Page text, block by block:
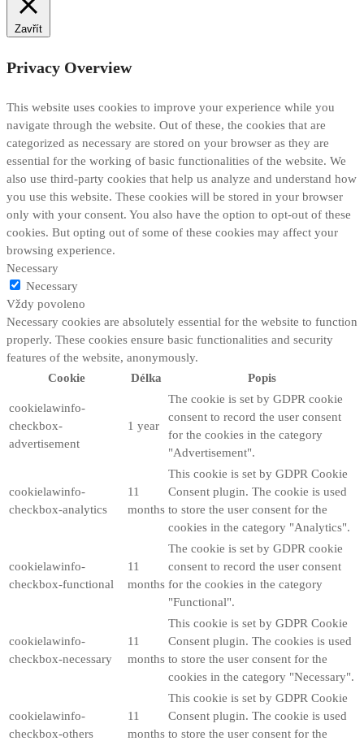
Zavřít
Privacy Overview
This website uses cookies to improve your experience while you
navigate through the website. Out of these, the cookies that are
categorized as necessary are stored on your browser as they are
essential for the working of basic functionalities of the website. We
also use third-party cookies that help us analyze and understand how
you use this website. These cookies will be stored in your browser
only with your consent. You also have the option to opt-out of these
cookies. But opting out of some of these cookies may affect your
browsing experience.
Necessary
Necessary
Vždy povoleno
Necessary cookies are absolutely essential for the website to function
properly. These cookies ensure basic functionalities and security
features of the website, anonymously.
Cookie
Délka Popis
cookielawinfo-
checkbox-
advertisement
1 year
The cookie is set by GDPR cookie
consent to record the user consent
for the cookies in the category
"Advertisement".
cookielawinfo-
checkbox-analytics
11
months
This cookie is set by GDPR Cookie
Consent plugin. The cookie is used
to store the user consent for the
cookies in the category "Analytics".
cookielawinfo-
checkbox-functional
11
months
The cookie is set by GDPR cookie
consent to record the user consent
for the cookies in the category
"Functional".
cookielawinfo-
checkbox-necessary
11
months
This cookie is set by GDPR Cookie
Consent plugin. The cookies is used
to store the user consent for the
cookies in the category "Necessary".
cookielawinfo-
checkbox-others
11
months
This cookie is set by GDPR Cookie
Consent plugin. The cookie is used
to store the user consent for the